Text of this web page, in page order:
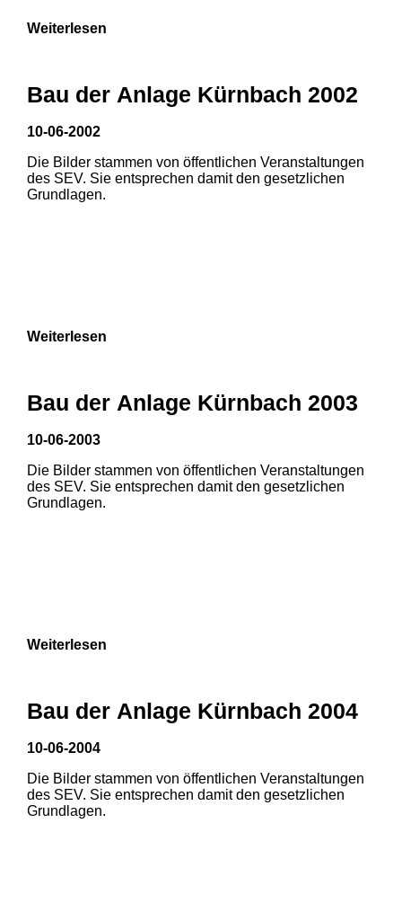
1 2 3
Weiterlesen
Bau der Anlage Kürnbach 2002
10-06-2002
Die Bilder stammen von öffentlichen Veranstaltungen
des SEV. Sie entsprechen damit den gesetzlichen
Grundlagen.
Weiterlesen
Bau der Anlage Kürnbach 2003
10-06-2003
Die Bilder stammen von öffentlichen Veranstaltungen
des SEV. Sie entsprechen damit den gesetzlichen
Grundlagen.
Weiterlesen
Bau der Anlage Kürnbach 2004
10-06-2004
Die Bilder stammen von öffentlichen Veranstaltungen
des SEV. Sie entsprechen damit den gesetzlichen
Grundlagen.